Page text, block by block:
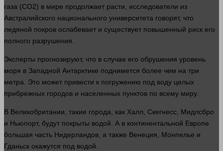
газа (CO2) в мире продолжает расти, исследователи из
Австралийского национального университета говорят, что
ледяной покров ослабевает и существует повышенный риск его
полного разрушения.
Эксперты прогнозируют, что в случае его обрушения уровень
моря в Западной Антарктике поднимется более чем на три
метра. Это может привести к погружению под воду целых
прибрежных городов и населенных пунктов по всему миру.
В Великобритании, такие города, как Халл, Скегнесс, Мидлсбро
и Ньюпорт, будут покрыты водой . А в континентальной Европе
большая часть Нидерландов, а также Венеция, Монпелье и
Гданьск окажутся под водой